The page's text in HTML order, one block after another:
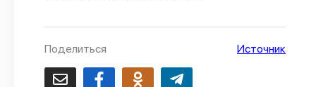
Поделиться Источник